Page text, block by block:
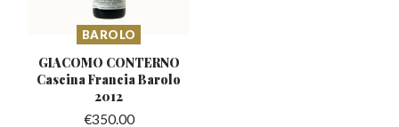
BAROLO
GIACOMO CONTERNO
CascinaFrancia Barolo
2012
€350.00